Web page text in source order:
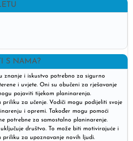
S NAMA?
znanje i iskustvo potrebno za sigurno
i uvjete. Oni su obučeni za rješavanje
pojaviti tijekom planinarenja.
priliku za učenje. Vodiči mogu podijeliti svoje
i opremi. Također mogu pomoći
potrebne za samostalno planinarenje.
društvo. To može biti motivirajuće i
priliku za upoznavanje novih ljudi.